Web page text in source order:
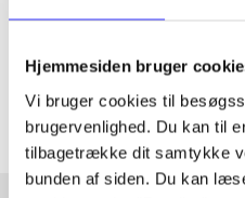
Hjemmesiden bruger
Vi bruger cookies til
brugervenlighed. Du kan til
tilbagetrække dit samtykke
bunden af siden. Du kan
Artiklerne i handler ofte om